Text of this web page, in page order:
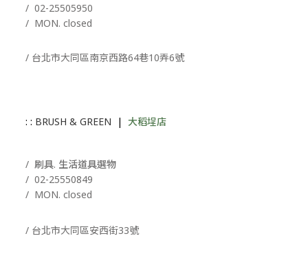
/ 02-25505950
/ MON. closed
/ 台北市大同區南京西路64巷10弄6號
: : BRUSH & GREEN | 大稻埕店
/ 刷具. 生活道具選物
/ 02-25550849
/ MON. closed
/ 台北市大同區安西街33號